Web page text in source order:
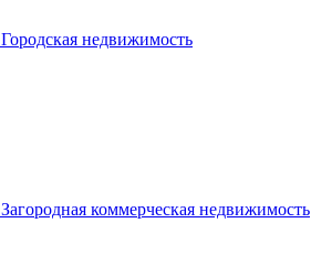
Городская недвижимость
Загородная коммерческая недвижимость